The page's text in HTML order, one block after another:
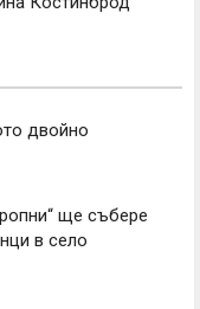
двойно
ще събере
в село